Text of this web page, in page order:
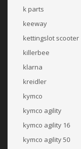
k parts
keeway
kettingslot scooter
killerbee
klarna
kreidler
kymco
kymco agility
kymco agility 16
kymco agility 50